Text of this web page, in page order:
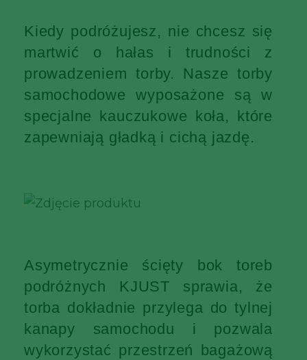
Kiedy podróżujesz, nie chcesz się
martwić o hałas i trudności z
prowadzeniem torby. Nasze torby
samochodowe wyposażone są w
specjalne kauczukowe koła, które
zapewniają gładką i cichą jazdę.
Asymetrycznie ścięty bok toreb
podróżnych KJUST sprawia, że
torba dokładnie przylega do tylnej
kanapy samochodu i pozwala
wykorzystać przestrzeń bagażową